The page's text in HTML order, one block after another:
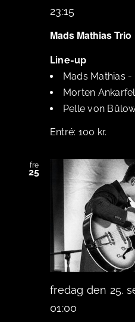
23:15
Mads Mathias Trio
Line-up
Mads Mathias -
Morten
Pelle von
100 kr.
fre
25
fredag den 25.
01:00